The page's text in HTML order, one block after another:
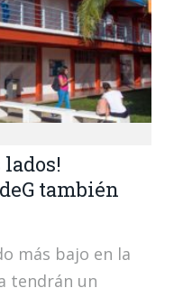
lados!
también
más bajo en la
tendrán un